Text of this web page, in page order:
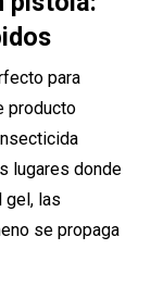
para
producto
lugares donde
gel, las
se propaga